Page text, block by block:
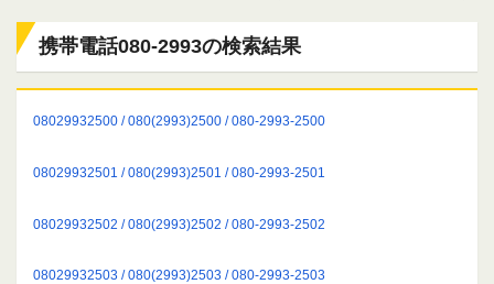
携帯電話080-2993の検索結果
08029932500 / 080(2993)2500 / 080-2993-2500
08029932501 / 080(2993)2501 / 080-2993-2501
08029932502 / 080(2993)2502 / 080-2993-2502
08029932503 / 080(2993)2503 / 080-2993-2503